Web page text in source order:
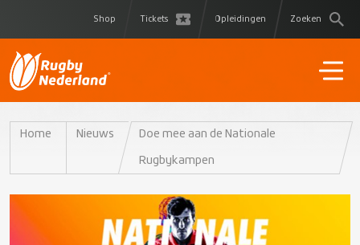
Shop Tickets Opleidingen Zoeken
Home Nieuws Doe mee aan de Nationale
Rugbykampen